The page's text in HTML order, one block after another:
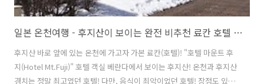
일본 온천여행 - 후지산이 보이는 완전 비추천 료칸 호텔 "호텔 마운트 후지(Hotel Mt.Fuji) "
후지산 바로 앞에 있는 온천에 가고자 가본 료칸(호텔)! "호텔 마운트 후
지(Hotel Mt.Fuji)" 호텔 객실 베란다에서 보이는 후지산! 온천과 후지산
경치는 정말 최고였던 호텔! 다만, 음식이 최악이었던 호텔! 장점도 있었